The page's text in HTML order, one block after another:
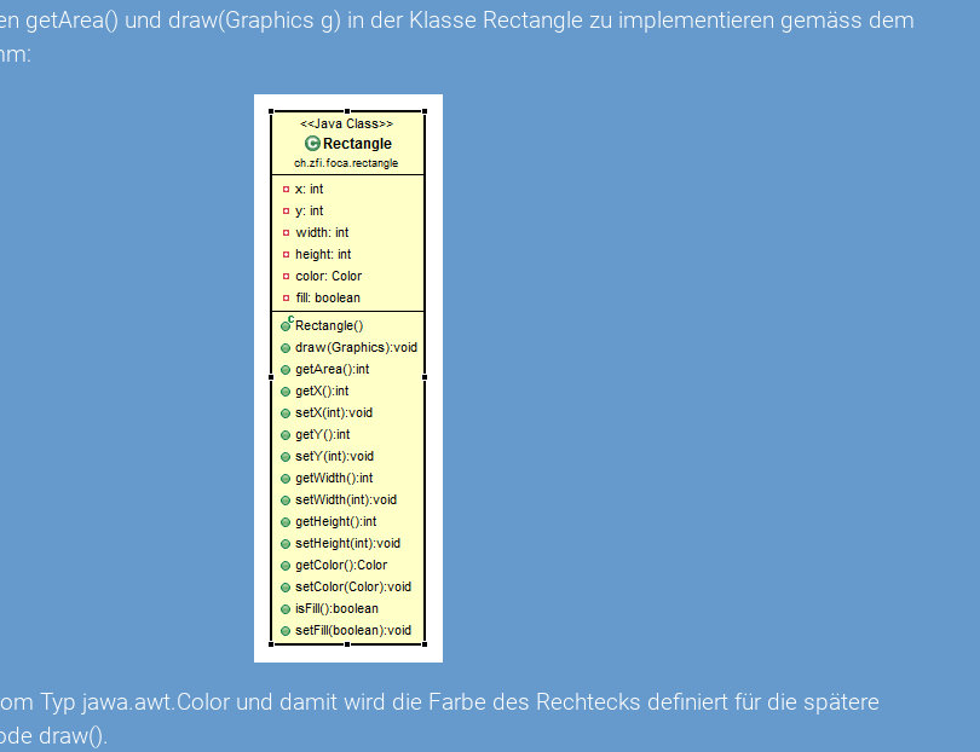
getArea() und draw(Graphics g) in der Klasse Rectangle zu implementieren gemäss dem
Typ jawa.awt.Color und damit wird die Farbe des Rechtecks definiert für die spätere
draw().